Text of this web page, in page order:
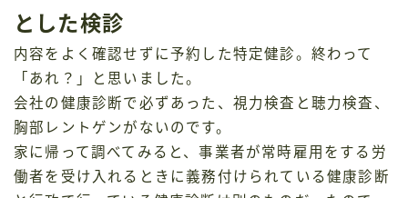
とした検診
内容をよく確認せずに予約した特定健診。終わって
「あれ？」と思いました。
会社の健康診断で必ずあった、視力検査と聴力検査、
胸部レントゲンがないのです。
家に帰って調べてみると、事業者が常時雇用をする労
働者を受け入れるときに義務付けられている健康診断